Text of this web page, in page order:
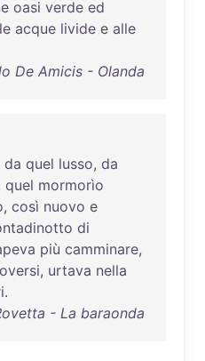
oasi verde ed
acque livide e alle
De Amicis - Olanda
da quel lusso, da
quel mormorìo
, così nuovo e
di
più camminare,
, urtava nella
.
- La baraonda